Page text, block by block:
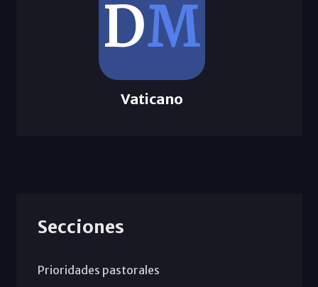
Vaticano
Secciones
Prioridades pastorales